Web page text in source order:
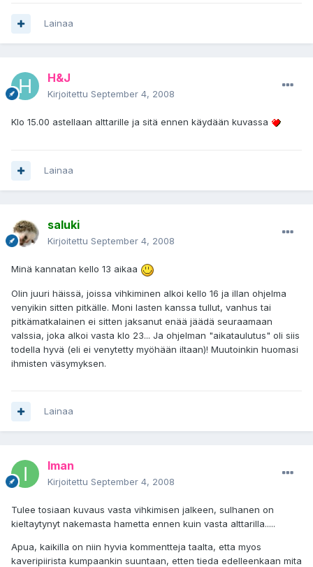
Lainaa
H&J
Kirjoitettu September 4, 2008
Klo 15.00 astellaan alttarille ja sitä ennen käydään kuvassa
Lainaa
saluki
Kirjoitettu September 4, 2008
Minä kannatan kello 13 aikaa
Olin juuri häissä, joissa vihkiminen alkoi kello 16 ja illan ohjelma
venyikin sitten pitkälle. Moni lasten kanssa tullut, vanhus tai
pitkämatkalainen ei sitten jaksanut enää jäädä seuraamaan
valssia, joka alkoi vasta klo 23... Ja ohjelman "aikataulutus" oli siis
todella hyvä (eli ei venytetty myöhään iltaan)! Muutoinkin huomasi
ihmisten väsymyksen.
Lainaa
Iman
Kirjoitettu September 4, 2008
Tulee tosiaan kuvaus vasta vihkimisen jalkeen, sulhanen on
kieltaytynyt nakemasta hametta ennen kuin vasta alttarilla.....
Apua, kaikilla on niin hyvia kommentteja taalta, etta myos
kaveripiirista kumpaankin suuntaan, etten tieda edelleenkaan mita